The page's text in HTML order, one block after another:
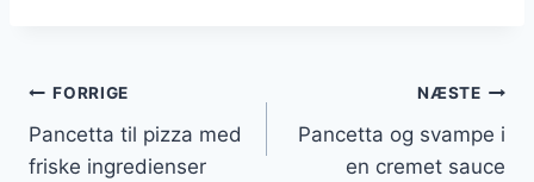
Indlægsnavigation
FORRIGE
Pancetta til pizza med
friske ingredienser
NÆSTE
Pancetta og svampe i
en cremet sauce